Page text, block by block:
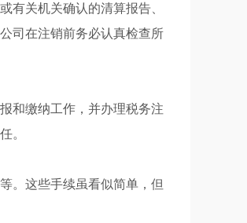
有关机关确认的清算报告、
司在注销前务必认真检查所
和缴纳工作，并办理税务注
。
。这些手续虽看似简单，但